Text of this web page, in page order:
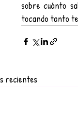
sobre cuánto
tocando tanto
recientes